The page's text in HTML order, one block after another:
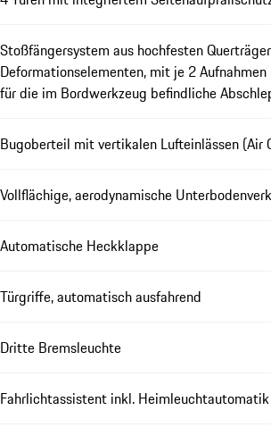
Stoßfängersystem aus hochfesten
Deformationselementen, mit je 2
für die im Bordwerkzeug befindliche
Bugoberteil mit vertikalen Lufteinlässen (Air
Vollflächige, aerodynamische
Automatische Heckklappe
Türgriffe, automatisch ausfahrend
Dritte Bremsleuchte
Fahrlichtassistent inkl. Heimleuchtautomatik